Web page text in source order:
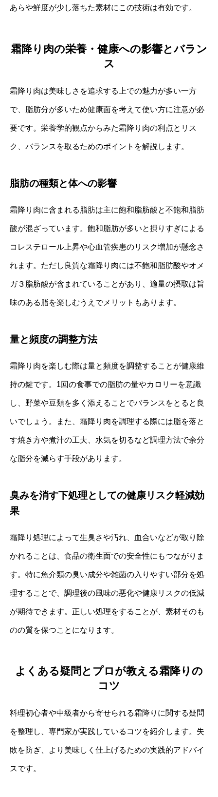
あらや鮮度が少し落ちた素材にこの技術は有効です。
霜降り肉の栄養・健康への影響とバラン
ス
霜降り肉は美味しさを追求する上での魅力が多い一方
で、脂肪分が多いため健康面を考えて使い方に注意が必
要です。栄養学的観点からみた霜降り肉の利点とリス
ク、バランスを取るためのポイントを解説します。
脂肪の種類と体への影響
霜降り肉に含まれる脂肪は主に飽和脂肪酸と不飽和脂肪
酸が混ざっています。飽和脂肪が多いと摂りすぎによる
コレステロール上昇や心血管疾患のリスク増加が懸念さ
れます。ただし良質な霜降り肉には不飽和脂肪酸やオメ
ガ３脂肪酸が含まれていることがあり、適量の摂取は旨
味のある脂を楽しむうえでメリットもあります。
量と頻度の調整方法
霜降り肉を楽しむ際は量と頻度を調整することが健康維
持の鍵です。1回の食事での脂肪の量やカロリーを意識
し、野菜や豆類を多く添えることでバランスをとると良
いでしょう。また、霜降り肉を調理する際には脂を落と
す焼き方や煮汁の工夫、水気を切るなど調理方法で余分
な脂分を減らす手段があります。
臭みを消す下処理としての健康リスク軽減効
果
霜降り処理によって生臭さや汚れ、血合いなどが取り除
かれることは、食品の衛生面での安全性にもつながりま
す。特に魚介類の臭い成分や雑菌の入りやすい部分を処
理することで、調理後の風味の悪化や健康リスクの低減
が期待できます。正しい処理をすることが、素材そのも
のの質を保つことになります。
よくある疑問とプロが教える霜降りの
コツ
料理初心者や中級者から寄せられる霜降りに関する疑問
を整理し、専門家が実践しているコツを紹介します。失
敗を防ぎ、より美味しく仕上げるための実践的アドバイ
スです。